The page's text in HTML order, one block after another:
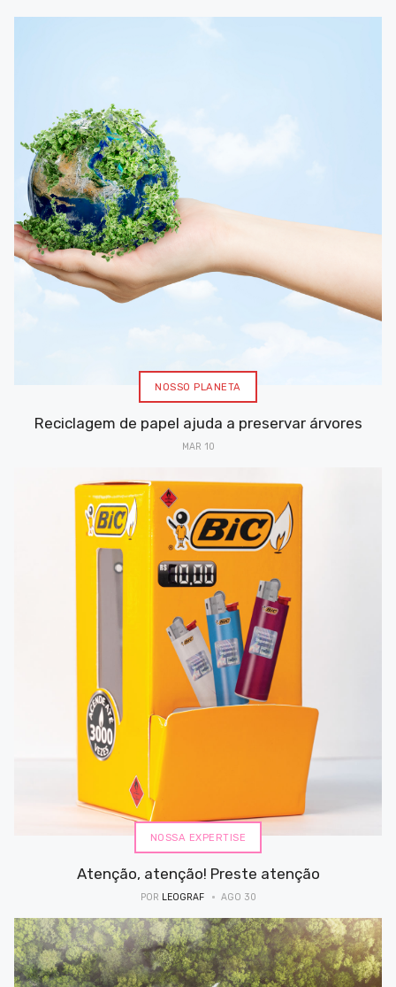
NOSSO PLANETA
Reciclagem de papel ajuda a preservar árvores
MAR 10
NOSSA EXPERTISE
Atenção, atenção! Preste atenção
POR LEOGRAF AGO 30